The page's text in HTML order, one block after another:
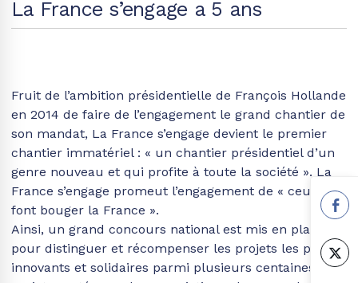
La France s’engage a 5 ans
Fruit de l’ambition présidentielle de François Hollande
en 2014 de faire de l’engagement le grand chantier de
son mandat, La France s’engage devient le premier
chantier immatériel : « un chantier présidentiel d’un
genre nouveau et qui profite à toute la société ». La
France s’engage promeut l’engagement de « ceux qui
font bouger la France ».
Ainsi, un grand concours national est mis en place
pour distinguer et récompenser les projets les plus
innovants et solidaires parmi plusieurs centaines de